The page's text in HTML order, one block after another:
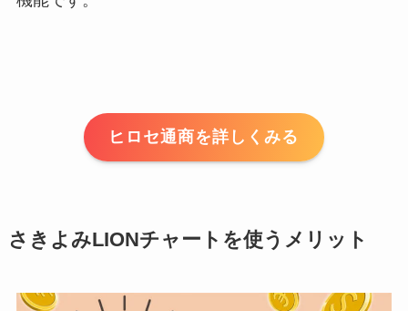
ヒロセ通商を詳しくみる
さきよみLIONチャートを使うメリット